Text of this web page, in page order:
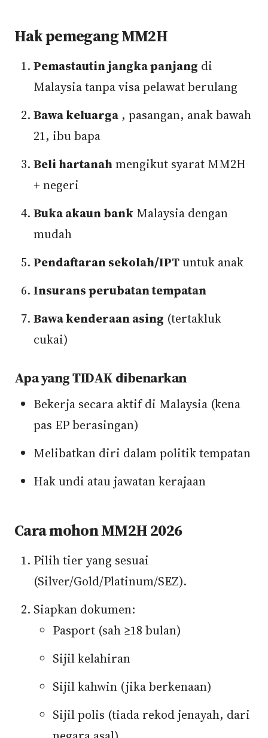
Hak pemegang MM2H
Pemastautin jangka panjang di
Malaysia tanpa visa pelawat berulang
Bawa keluarga , pasangan, anak bawah
21, ibu bapa
Beli hartanahmengikut syarat MM2H
+ negeri
Buka akaun bank Malaysia dengan
mudah
Pendaftaran sekolah/IPTuntuk anak
Insurans perubatan tempatan
Bawa kenderaan asing (tertakluk
cukai)
Apa yang TIDAK dibenarkan
Bekerja secara aktif di Malaysia (kena
pas EP berasingan)
Melibatkan diri dalam politik tempatan
Hak undi atau jawatan kerajaan
Cara mohon MM2H 2026
Pilih tier yang sesuai
(Silver/Gold/Platinum/SEZ).
Siapkan dokumen:
Pasport (sah ≥18 bulan)
Sijil kelahiran
Sijil kahwin (jika berkenaan)
Sijil polis (tiada rekod jenayah, dari